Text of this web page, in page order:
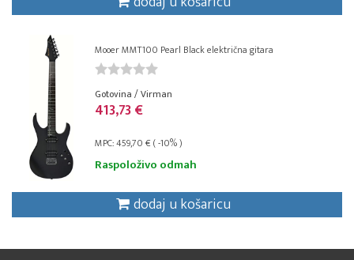
Mooer MMT100 Pearl Black električna gitara
Gotovina / Virman
413,73 €
MPC: 459,70 € ( -10% )
Raspoloživo odmah
dodaj u košaricu